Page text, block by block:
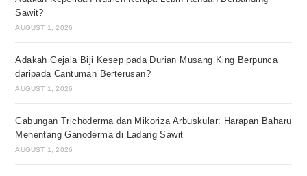
Sawit?
AUGUST 1, 2026
Adakah Gejala Biji Kesep pada Durian Musang King Berpunca
daripada Cantuman Berterusan?
AUGUST 1, 2026
Gabungan Trichoderma dan Mikoriza Arbuskular: Harapan Baharu
Menentang Ganoderma di Ladang Sawit
AUGUST 1, 2026